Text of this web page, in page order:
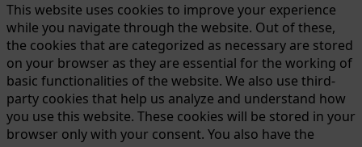
This website uses cookies to improve your experience
while you navigate through the website. Out of these,
the cookies that are categorized as necessary are stored
on your browser as they are essential for the working of
basic functionalities of the website. We also use third-
party cookies that help us analyze and understand how
you use this website. These cookies will be stored in your
browser only with your consent. You also have the